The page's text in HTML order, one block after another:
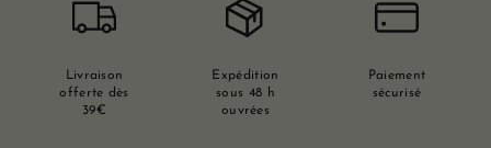
Livraison
offerte dès
39€
Expédition
sous 48 h
ouvrées
Paiement
sécurisé